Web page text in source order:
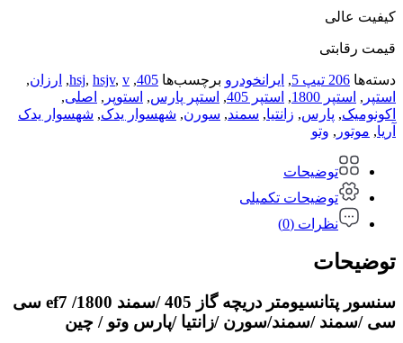
کیفیت عالی
قیمت رقابتی
دسته‌ها 206 تیپ 5 , ایرانخودرو برچسب‌ها 405
,
hsj, hsjv, v
, ارزان,
استپر , استپر 1800 , استپر 405 , استپر پارس, استوپر , اصلی,
اکونومیک, پارس, زانتیا, سمند, سورن, شهسوار یدک, شهسوار یدک
آریا, موتور , وتو
توضیحات
توضیحات تکمیلی
نظرات (0)
توضیحات
سنسور پتانسیومتر دریچه گاز 405 /سمند ef7 /1800 سی
سی /سمند /سمند/سورن /زانتیا /پارس وتو / چین